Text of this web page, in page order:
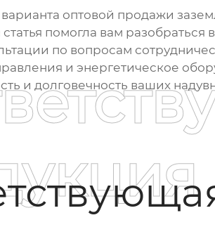
оптовой продажи
помогла вам
по вопросам
и энергетическое
и долговечность ваших